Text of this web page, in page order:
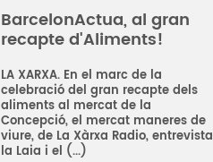
BarcelonActua, al gran
recapte d'Aliments!
LA XARXA. En el marc de la
celebració del gran recapte dels
aliments al mercat de la
Concepció, el mercat maneres de
viure, de La Xàrxa Radio, entrevista
la Laia i el (...)